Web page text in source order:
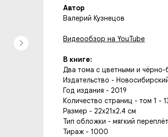
Автор
Валерий Кузнецов
Видеообзор на YouTube
В книге:
Два тома с цветными и
Издательство -
Год издания - 2019
Количество страниц - том 1 -
Размер - 22x21x2.4 см
Тип обложки - мягкий переплёт
Тираж - 1000